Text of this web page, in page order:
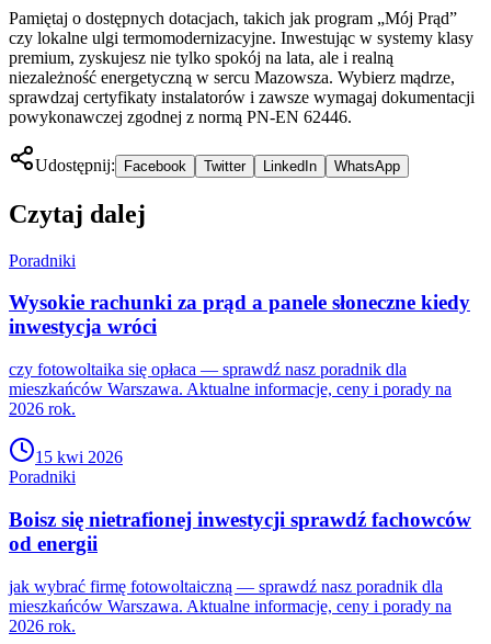
Pamiętaj o dostępnych dotacjach, takich jak program „Mój Prąd”
czy lokalne ulgi termomodernizacyjne. Inwestując w systemy klasy
premium, zyskujesz nie tylko spokój na lata, ale i realną
niezależność energetyczną w sercu Mazowsza. Wybierz mądrze,
sprawdzaj certyfikaty instalatorów i zawsze wymagaj dokumentacji
powykonawczej zgodnej z normą PN-EN 62446.
Udostępnij: Facebook Twitter LinkedIn WhatsApp
Czytaj dalej
Poradniki
Wysokie rachunki za prąd a panele słoneczne kiedy
inwestycja wróci
czy fotowoltaika się opłaca — sprawdź nasz poradnik dla
mieszkańców Warszawa. Aktualne informacje, ceny i porady na
2026 rok.
15 kwi 2026
Poradniki
Boisz się nietrafionej inwestycji sprawdź fachowców
od energii
jak wybrać firmę fotowoltaiczną — sprawdź nasz poradnik dla
mieszkańców Warszawa. Aktualne informacje, ceny i porady na
2026 rok.